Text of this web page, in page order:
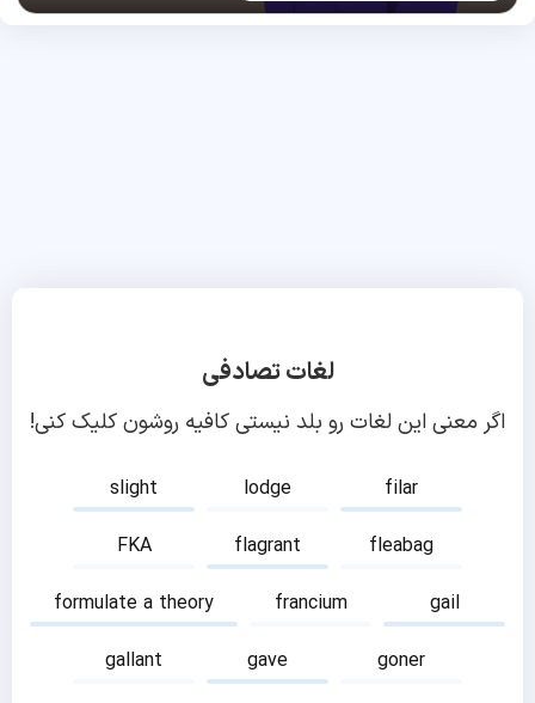
لغات تصادفی
اگر معنی این لغات رو بلد نیستی کافیه روشون کلیک کنی!
slight lodge
filar
FKA
flagrant
fleabag
formulate a theory
francium
gail
gallant
gave
goner